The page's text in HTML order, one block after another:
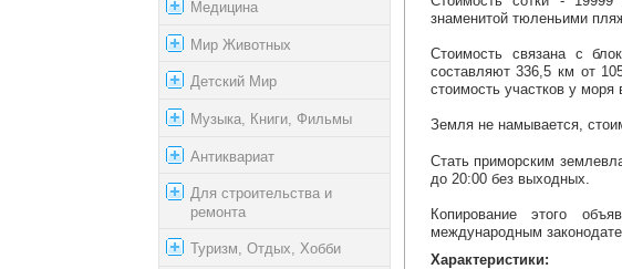
Медицина
Мир Животных
Детский Мир
Музыка, Книги, Фильмы
Антиквариат
Для строительства и
ремонта
Туризм, Отдых, Хобби
знаменитой тюленьими
Стоимость связана с
составляют 336,5 км от
стоимость участков у моря
Земля не намывается,
Стать приморским
до 20:00 без выходных.
Копирование этого
международным
Характеристики: